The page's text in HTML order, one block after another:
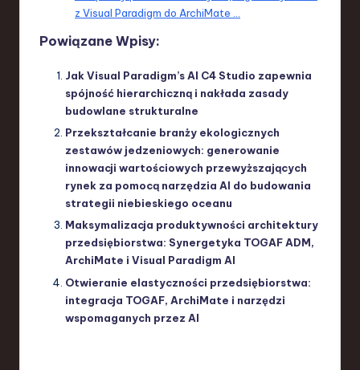
z Visual Paradigm do ArchiMate …
Powiązane Wpisy:
Jak Visual Paradigm’s AI C4 Studio zapewnia
spójność hierarchiczną i nakłada zasady
budowlane strukturalne
Przekształcanie branży ekologicznych
zestawów jedzeniowych: generowanie
innowacji wartościowych przewyższających
rynek za pomocą narzędzia AI do budowania
strategii niebieskiego oceanu
Maksymalizacja produktywności architektury
przedsiębiorstwa: Synergetyka TOGAF ADM,
ArchiMate i Visual Paradigm AI
Otwieranie elastyczności przedsiębiorstwa:
integracja TOGAF, ArchiMate i narzędzi
wspomaganych przez AI